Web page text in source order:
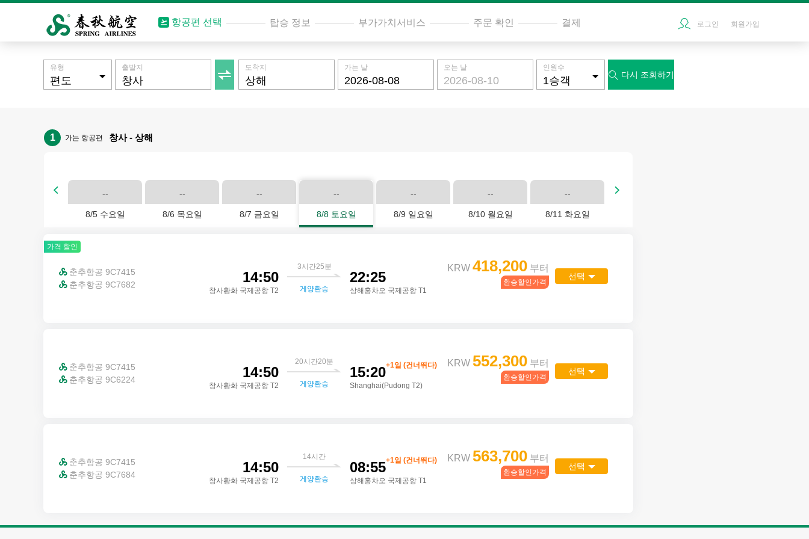
항공편 선택 탑승 정보 부가가치서비스 주문 확인 결제 로그인 회원가입

유형 출발지 도착지 가는 날 오는 날 인원수
 다시 조회하기
1 가는 항공편 창사 - 상해
 --
8/5 수요일
--
8/6 목요일
--
8/7 금요일
--
8/8 토요일
--
8/9 일요일
--
8/10 월요일
--
8/11 화요일

가격 할인
 춘추항공 9C7415
 춘추항공 9C7682 14:50
창사황화 국제공항 T2
3시간25분
게양환승
22:25
상해훙차오 국제공항 T1
KRW 418,200 부터
환승할인가격
선택
 춘추항공 9C7415
 춘추항공 9C6224 14:50
창사황화 국제공항 T2
20시간20분
게양환승
15:20+1일 (건너뛰다)
Shanghai(Pudong T2)
KRW 552,300 부터
환승할인가격
선택
 춘추항공 9C7415
 춘추항공 9C7684 14:50
창사황화 국제공항 T2
14시간
게양환승
08:55+1일 (건너뛰다)
상해훙차오 국제공항 T1
KRW 563,700 부터
환승할인가격
선택